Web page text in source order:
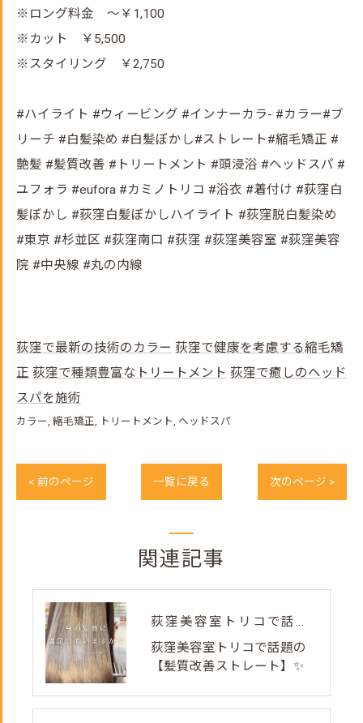
※ロング料金 ～￥1,100
※カット ￥5,500
※スタイリング ￥2,750
#ハイライト #ウィービング #インナーカラ- #カラー#ブ
リーチ #白髪染め #白髪ぼかし#ストレート#縮毛矯正 #
艶髪 #髪質改善 #トリートメント #頭浸浴 #ヘッドスパ #
ユフォラ #eufora #カミノトリコ #浴衣 #着付け #荻窪白
髪ぼかし #荻窪白髪ぼかしハイライト #荻窪脱白髪染め
#東京 #杉並区 #荻窪南口 #荻窪 #荻窪美容室 #荻窪美容
院 #中央線 #丸の内線
荻窪で最新の技術のカラー 荻窪で健康を考慮する縮毛矯
正 荻窪で種類豊富なトリートメント 荻窪で癒しのヘッド
スパを施術
カラー 縮毛矯正 トリートメント ヘッドスパ
< 前のページ 一覧に戻る 次のページ >
関連記事
荻窪美容室トリコで話題の【髪質改善ストレート】✨
荻窪美容室トリコで話題の
【髪質改善ストレート】✨